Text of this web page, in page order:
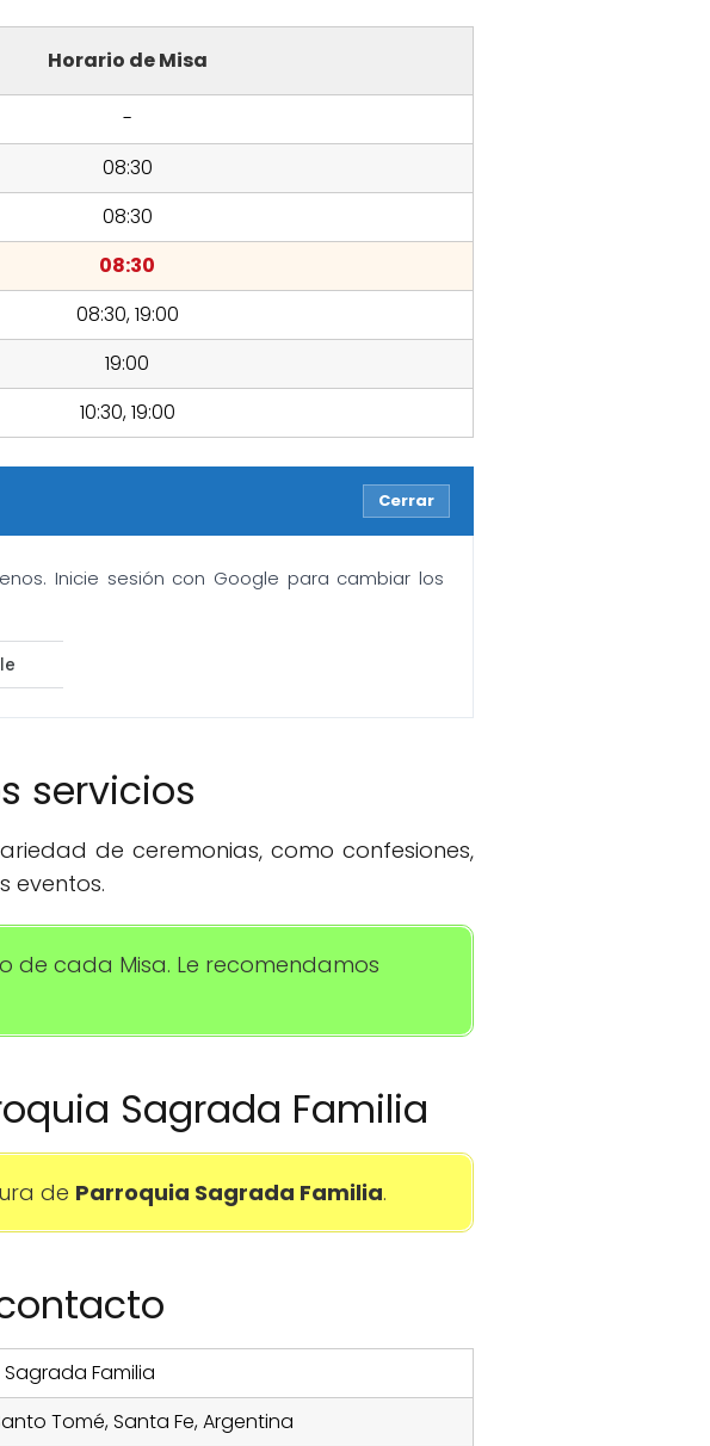
Horario de Misa
-
08:30
08:30
08:30
08:30, 19:00
19:00
10:30, 19:00
Cerrar
Inicie sesión con Google para cambiar los
servicios
de ceremonias, como confesiones,
eventos.
de cada Misa. Le recomendamos
Sagrada Familia
de Parroquia Sagrada Familia.
Familia
Tomé, Santa Fe, Argentina